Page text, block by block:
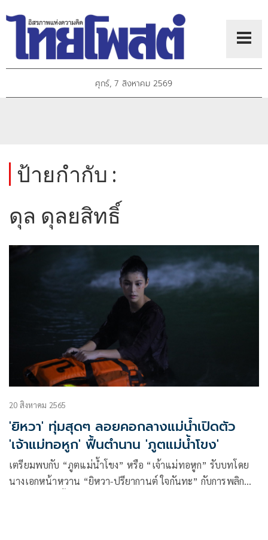
ศุกร์, 7 สิงหาคม 2569
ป้ายกำกับ :
ดุล ดุลยสิทธิ์
20 สิงหาคม 2565
'ยิหวา' ทุ่มสุดๆ ลอยคอกลางแม่น้ำเปิดตัว
'เจ้าแม่ทอหูก' ฟื้นตำนาน 'ภูตแม่น้ำโขง'
เตรียมพบกับ “ภูตแม่น้ำโขง” หรือ “เจ้าแม่ทอหูก” รับบทโดย
นางเอกหน้าหวาน “ยิหวา-ปรียากานต์ ใจกันทะ” กับการพลิก